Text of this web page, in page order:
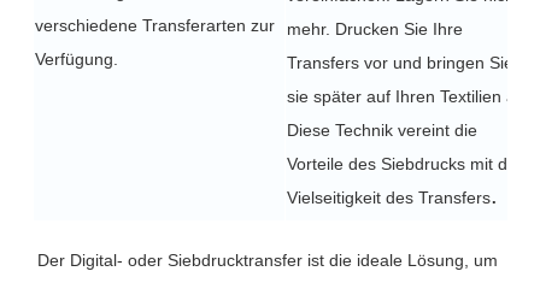
verschiedene Transferarten zur
Verfügung.
mehr. Drucken Sie Ihre
Transfers vor und bringen Sie
sie später auf Ihren Textilien an.
Diese Technik vereint die
Vorteile des Siebdrucks mit der
Vielseitigkeit des Transfers.
Der Digital- oder Siebdrucktransfer ist die ideale Lösung, um